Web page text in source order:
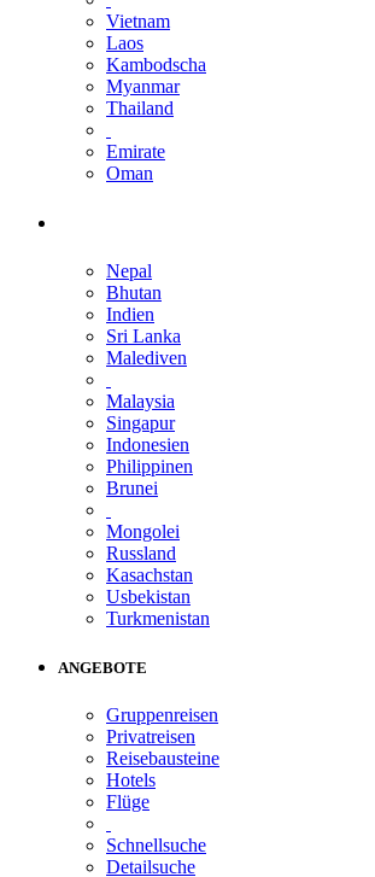
Vietnam
Laos
Kambodscha
Myanmar
Thailand
Emirate
Oman
Nepal
Bhutan
Indien
Sri Lanka
Malediven
Malaysia
Singapur
Indonesien
Philippinen
Brunei
Mongolei
Russland
Kasachstan
Usbekistan
Turkmenistan
ANGEBOTE
Gruppenreisen
Privatreisen
Reisebausteine
Hotels
Flüge
Schnellsuche
Detailsuche